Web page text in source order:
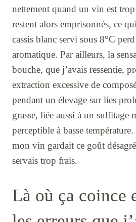
nettement quand un vin est
restent alors emprisonnés, ce
cassis blanc servi sous 8°C
aromatique. Par ailleurs, la
bouche, que j’avais ressentie,
extraction excessive de
pendant un élevage sur lies
grasse, liée aussi à un sulfitage
perceptible à basse
mon vin gardait ce goût
servais trop frais.
Là où ça coince